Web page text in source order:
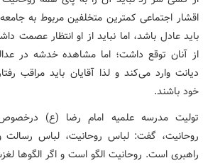
اقشار اجتماعی کمترین متخلفین مربوط به
باید عادل باشد، اما نباید از او انتظار عصمت
از آنان توقع داشت؛ اما مشاهده خدشه در
دیانت وارد می‌کند و لذا آقایان باید مراقب
خود باشند.
تولیت مدرسه علمیه امام رضا (ع)
روحانیت، گفت: لباس روحانیت، لباس
راهبری است. روحانیت الگو است و اگر الگوها